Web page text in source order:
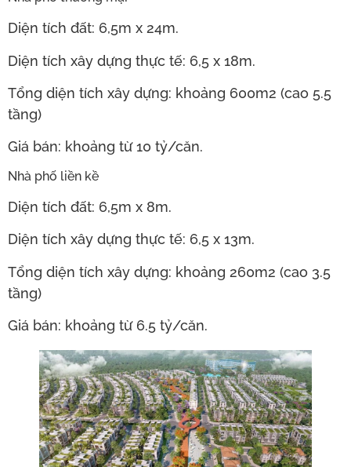
Diện tích đất: 6,5m x 24m.
Diện tích xây dựng thực tế: 6,5 x 18m.
Tổng diện tích xây dựng: khoảng 600m2 (cao 5.5
tầng)
Giá bán: khoảng từ 10 tỷ/căn.
Nhà phố liền kề
Diện tích đất: 6,5m x 8m.
Diện tích xây dựng thực tế: 6,5 x 13m.
Tổng diện tích xây dựng: khoảng 260m2 (cao 3.5
tầng)
Giá bán: khoảng từ 6.5 tỷ/căn.